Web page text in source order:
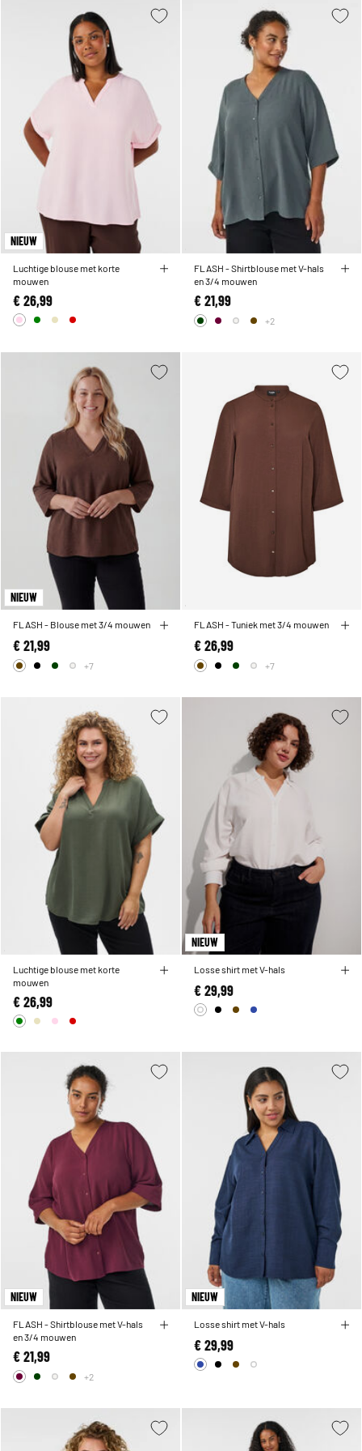
NIEUW
Luchtige blouse met korte
mouwen
€ 26,99
FLASH - Shirtblouse met V-hals
en 3/4 mouwen
€ 21,99
+2
NIEUW
FLASH - Blouse met 3/4 mouwen
€ 21,99
+7
FLASH - Tuniek met 3/4 mouwen
€ 26,99
+7
Luchtige blouse met korte
mouwen
€ 26,99
NIEUW
Losse shirt met V-hals
€ 29,99
NIEUW
FLASH - Shirtblouse met V-hals
en 3/4 mouwen
€ 21,99
+2
NIEUW
Losse shirt met V-hals
€ 29,99